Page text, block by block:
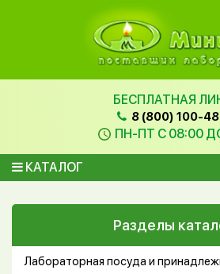
БЕСПЛАТНАЯ
8 (800) 100-
ПН-ПТ С 08:00
КАТАЛОГ
Разделы
Лабораторная посуда и